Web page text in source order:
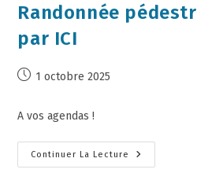
Randonnée
par ICI
1 octobre 2025
A vos agendas !
Continuer La Lecture